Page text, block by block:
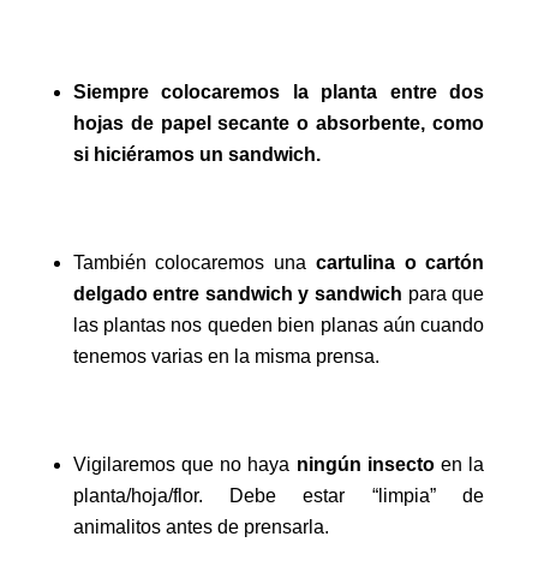
Siempre colocaremos la planta entre dos
hojas de papel secante o absorbente, como
si hiciéramos un sandwich.
También colocaremos una cartulina o cartón
delgado entre sandwich y sandwich para que
las plantas nos queden bien planas aún cuando
tenemos varias en la misma prensa.
Vigilaremos que no haya ningún insectoen la
planta/hoja/flor. Debe estar “limpia” de
animalitos antes de prensarla.